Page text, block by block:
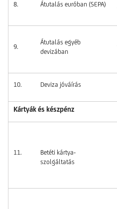
8. Átutalás euróban (SEPA)
9.
Átutalás egyéb
devizában
10. Deviza jóváírás
Kártyák és készpénz
11.
Betéti kártya-
szolgáltatás